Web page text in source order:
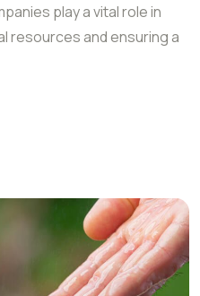
play a vital role in
resources and ensuring a